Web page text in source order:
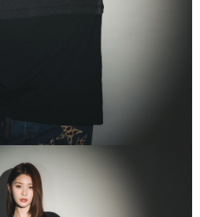
有額度不足之情形，本公司將視審查結果
他人資訊註冊。若發現惡意使用之情形，
該用戶之使用額度並採取法律行動。